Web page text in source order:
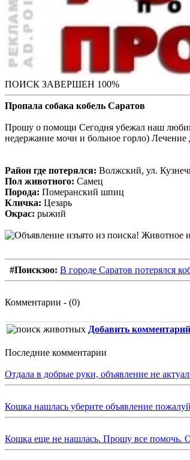
ПОИСК ЗАВЕРШЕН 100%
Пропала собака кобель Саратов
Прошу о помощи Сегодня убежал наш
недержание мочи и больное горло)
Район где потерялся: Волжский, ул.
Пол животного: Самец
Порода: Померанский шпиц
Кличка: Цезарь
Окрас: рыжий
#Поискзоо: В городе Саратов потерялся
Комментарии - (0)
Добавить комментарий
Последние комментарии
Отдала в добрые руки, объявление не
Кошка нашлась уберите объявление
Кошка еще не нашлась. Прошу все помочь.